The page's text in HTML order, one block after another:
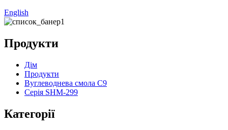
English
Продукти
Дім
Продукти
Вуглеводнева смола C9
Серія SHM-299
Категорії